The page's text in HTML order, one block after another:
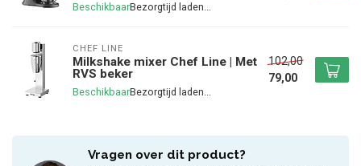
Beschikbaar
CHEF LINE
Milkshake mixer Chef Line | Met
RVS beker
Beschikbaar
102,00
79,00
Vragen over dit product?